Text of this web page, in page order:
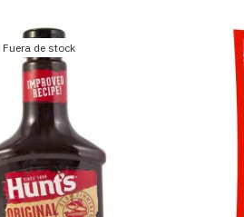
Fuera de stock